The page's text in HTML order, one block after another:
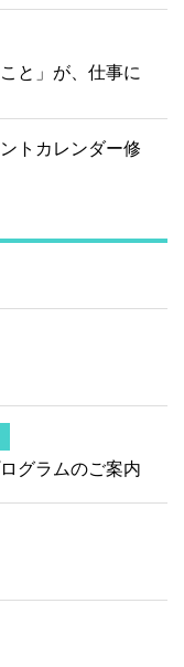
と」が、仕事に
トカレンダー修
グラムのご案内